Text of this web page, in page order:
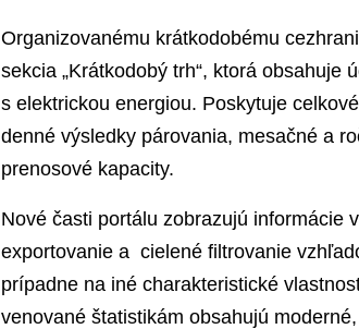
Organizovanému krátkodobému
sekcia „Krátkodobý trh“, ktorá obsahuje
s elektrickou energiou. Poskytuje
denné výsledky párovania, mesačné a
prenosové kapacity.
Nové časti portálu zobrazujú informácie
exportovanie a cielené filtrovanie
prípadne na iné charakteristické
venované štatistikám obsahujú